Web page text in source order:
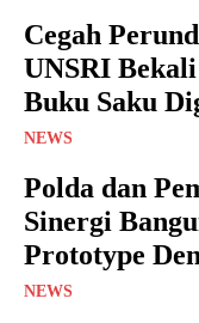
Cegah
UNSRI
Buku Saku
NEWS
Polda dan
Sinergi
Prototype
NEWS